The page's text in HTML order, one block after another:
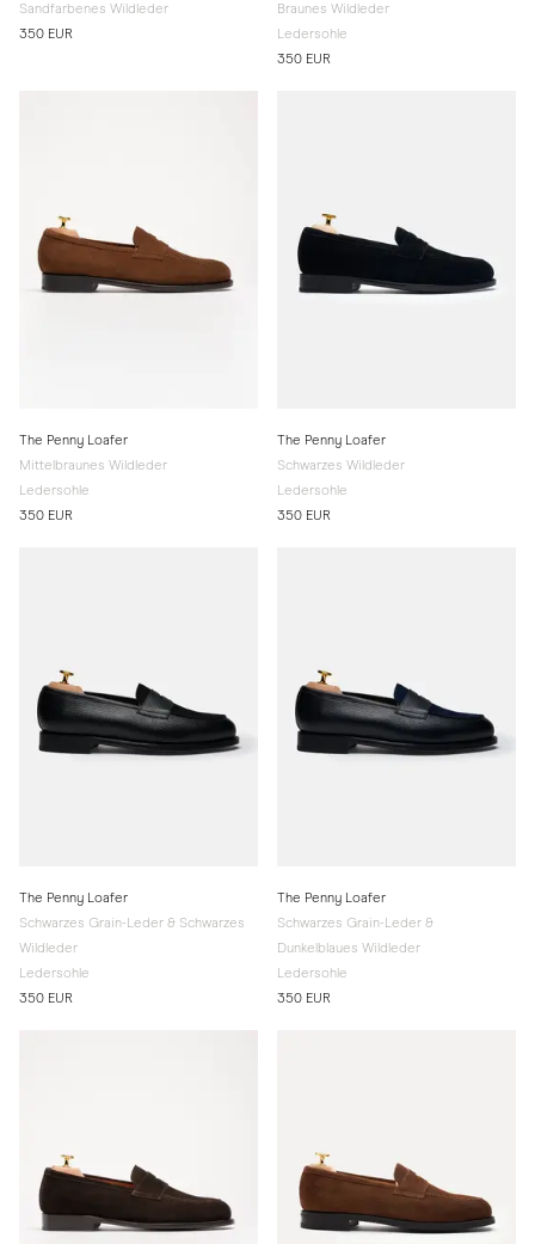
Sandfarbenes Wildleder
350 EUR
Braunes Wildleder
Ledersohle
350 EUR
The Penny Loafer
Mittelbraunes Wildleder
Ledersohle
350 EUR
The Penny Loafer
Schwarzes Wildleder
Ledersohle
350 EUR
The Penny Loafer
Schwarzes Grain-Leder & Schwarzes
Wildleder
Ledersohle
350 EUR
The Penny Loafer
Schwarzes Grain-Leder &
Dunkelblaues Wildleder
Ledersohle
350 EUR